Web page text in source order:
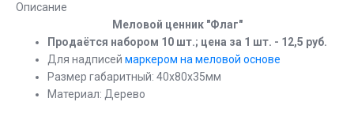
Описание
Меловой ценник "Флаг"
Продаётся набором 10 шт.; цена за 1 шт. - 12,5 руб.
Для надписей маркером на меловой основе
Размер габаритный: 40х80х35мм
Материал: Дерево